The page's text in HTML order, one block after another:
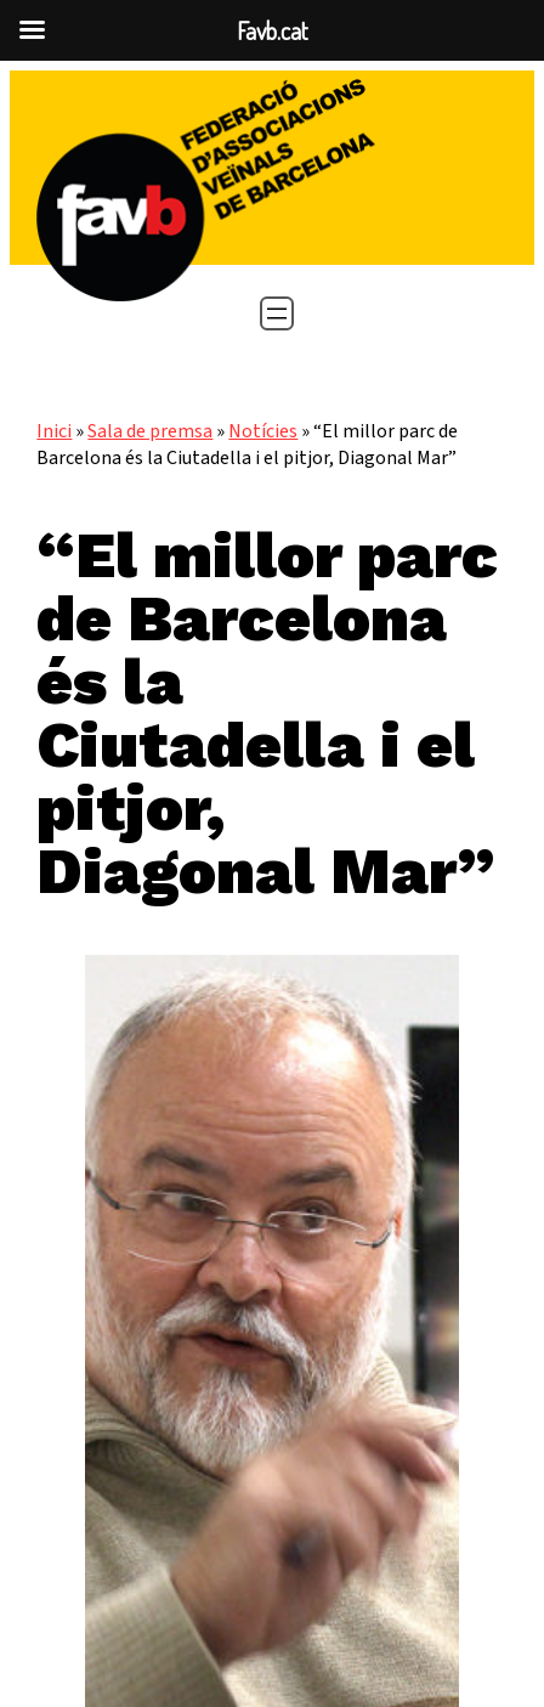
contingut
Inici »Sala de premsa »Notícies »“El millor parc de
Barcelona és la Ciutadella i el pitjor, Diagonal Mar”
“El millor parc
de Barcelona
és la
Ciutadella i el
pitjor,
Diagonal Mar”
Favb.cat